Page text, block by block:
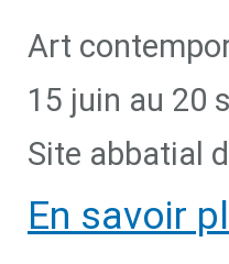
Art
15 juin au 20
Site abbatial
En savoir